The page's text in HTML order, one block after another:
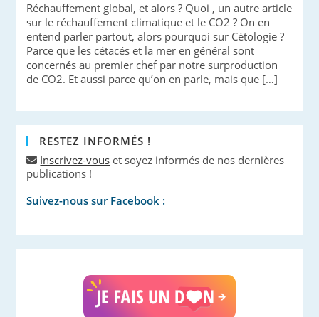
Réchauffement global, et alors ? Quoi , un autre article
sur le réchauffement climatique et le CO2 ? On en
entend parler partout, alors pourquoi sur Cétologie ?
Parce que les cétacés et la mer en général sont
concernés au premier chef par notre surproduction
de CO2. Et aussi parce qu’on en parle, mais que […]
RESTEZ INFORMÉS !
Inscrivez-vous et soyez informés de nos dernières
publications !
Suivez-nous sur Facebook :